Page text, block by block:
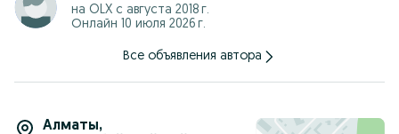
6. Быстрота и аккуратность: Быстрая установка без ущерба
для вашего дома и чистоты.
7. Доступные цены: Конкурентоспособные цены при
на OLX с августа 2018 г.
Онлайн 10 июля 2026 г.
Все объявления автора
Алматы,